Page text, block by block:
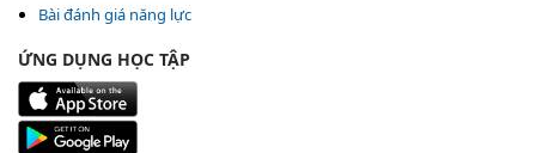
Bài đánh giá năng lực
ỨNG DỤNG HỌC TẬP